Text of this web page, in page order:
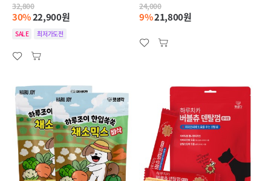
32,800
30%22,900원
SALE 최저가도전
24,000
9%21,800원